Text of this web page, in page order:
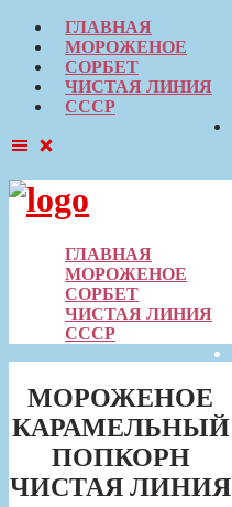
ГЛАВНАЯ
МОРОЖЕНОЕ
СОРБЕТ
ЧИСТАЯ ЛИНИЯ
СССР
Skip
content
ГЛАВНАЯ
МОРОЖЕНОЕ
СОРБЕТ
ЧИСТАЯ ЛИНИЯ
СССР
МОРОЖЕНОЕ
КАРАМЕЛЬНЫЙ
ПОПКОРН
ЧИСТАЯ ЛИНИЯ